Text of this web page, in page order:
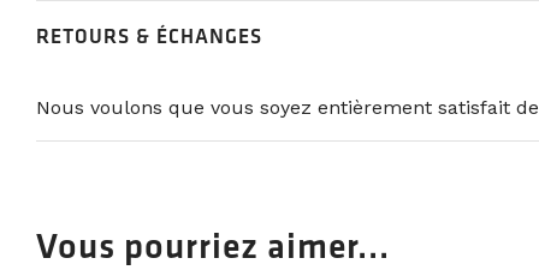
RETOURS & ÉCHANGES
Nous voulons que vous soyez entièrement satisfait
Vous pourriez aimer...